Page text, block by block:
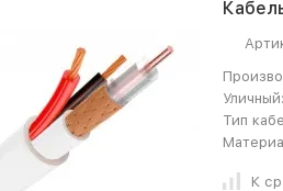
Уличный:
Тип
К